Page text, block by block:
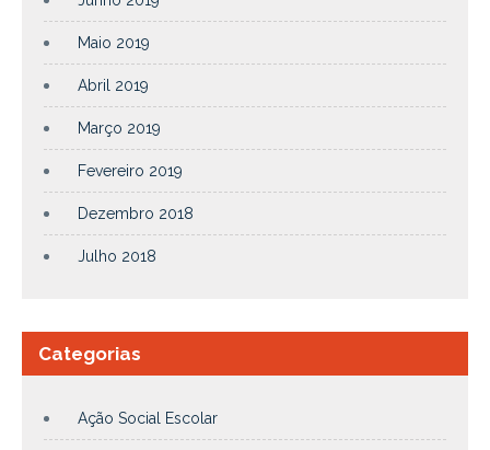
Maio 2019
Abril 2019
Março 2019
Fevereiro 2019
Dezembro 2018
Julho 2018
Categorias
Ação Social Escolar